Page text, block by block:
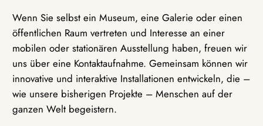
Wenn Sie selbst ein Museum, eine Galerie oder einen
öffentlichen Raum vertreten und Interesse an einer
mobilen oder stationären Ausstellung haben, freuen wir
uns über eine Kontaktaufnahme. Gemeinsam können wir
innovative und interaktive Installationen entwickeln, die –
wie unsere bisherigen Projekte – Menschen auf der
ganzen Welt begeistern.